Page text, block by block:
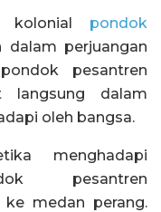
kolonial pondok
perjuangan
pesantren
dalam
oleh bangsa.
menghadapi
pesantren
medan perang.